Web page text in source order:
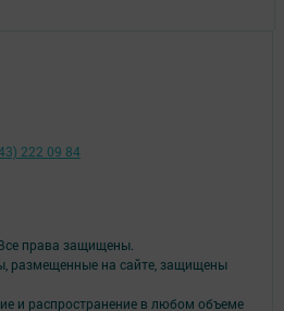
права защищены.
размещенные на сайте, защищены
и распространение в любом объеме
222 09 84